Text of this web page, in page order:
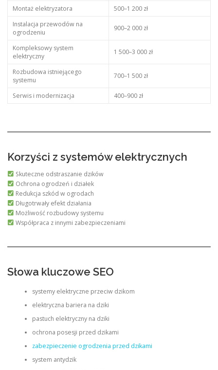
Montaż elektryzatora
500–1 200 zł
Instalacja przewodów na
ogrodzeniu
900–2 000 zł
Kompleksowy system
elektryczny
1 500–3 000 zł
Rozbudowa istniejącego
systemu
700–1 500 zł
Serwis i modernizacja 400–900 zł
Korzyści z systemów elektrycznych
Skuteczne odstraszanie dzików
Ochrona ogrodzeń i działek
Redukcja szkód w ogrodach
Długotrwały efekt działania
Możliwość rozbudowy systemu
Współpraca z innymi zabezpieczeniami
Słowa kluczowe SEO
systemy elektryczne przeciw dzikom
elektryczna bariera na dziki
pastuch elektryczny na dziki
ochrona posesji przed dzikami
zabezpieczenie ogrodzenia przed dzikami
system antydzik